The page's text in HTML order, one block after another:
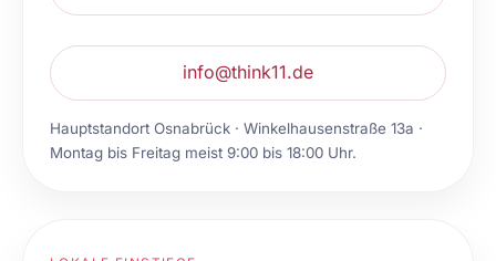
info@think11.de
Hauptstandort Osnabrück · Winkelhausenstraße 13a ·
Montag bis Freitag meist 9:00 bis 18:00 Uhr.